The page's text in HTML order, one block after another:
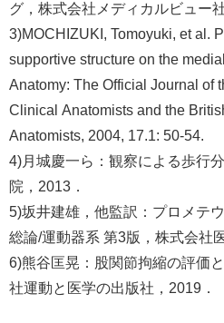
グ，株式会社メディカルビュー
3)MOCHIZUKI, Tomoyuki, et al.
supportive structure on the
Anatomy: The Official Journal of
Clinical Anatomists and the
Anatomists, 2004, 17.1: 50-54.
4)月城慶一ら：観察による歩行
院，2013．
5)坂井建雄，他監訳：プロメテ
総論/運動器系 第3版，株式会社
6)熊谷匡晃：股関節拘縮の評価
社運動と医学の出版社，2019．